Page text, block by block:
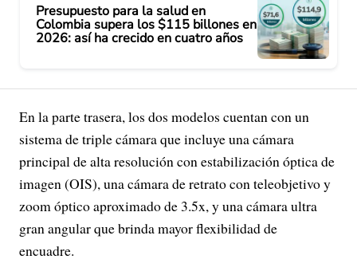
Presupuesto para la salud en
Colombia supera los $115 billones en
2026: así ha crecido en cuatro años
En la parte trasera, los dos modelos cuentan con un
sistema de triple cámara que incluye una cámara
principal de alta resolución con estabilización óptica de
imagen (OIS), una cámara de retrato con teleobjetivo y
zoom óptico aproximado de 3.5x, y una cámara ultra
gran angular que brinda mayor flexibilidad de
encuadre.